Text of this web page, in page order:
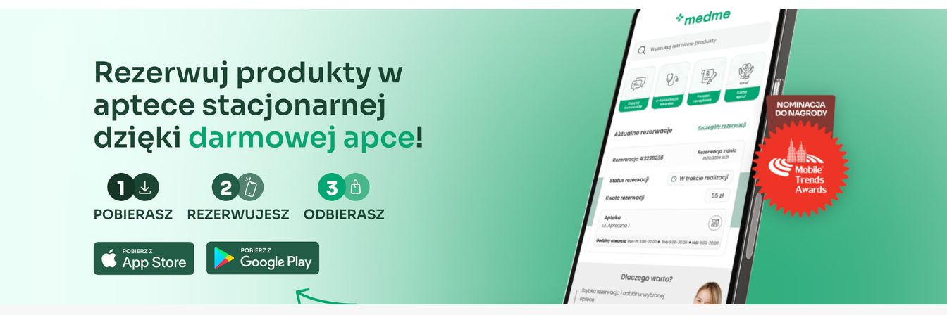
Użycie dokładnych danych geolokalizacyjnych
Identyfikowanie urządzeń na podstawie aktywnie żądanych informacji
Cele przetwarzania inne niż IAB:
Wydajność (Performance)
Reklama / śledzenie